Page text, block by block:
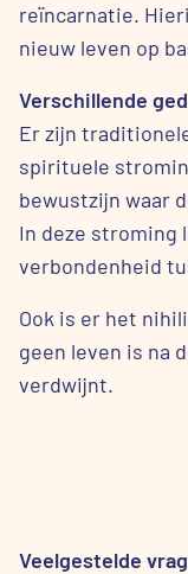
reïncarnatie.
nieuw leven op
Verschillende
Er zijn
spirituele
bewustzijn waar
In deze stroming
verbondenheid
Ook is er het
geen leven is na
verdwijnt.
Veelgestelde